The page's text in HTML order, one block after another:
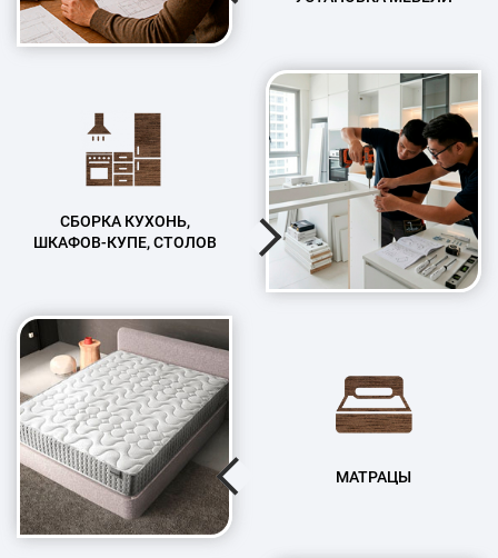
СБОРКА КУХОНЬ,
ШКАФОВ-КУПЕ, СТОЛОВ
МАТРАЦЫ